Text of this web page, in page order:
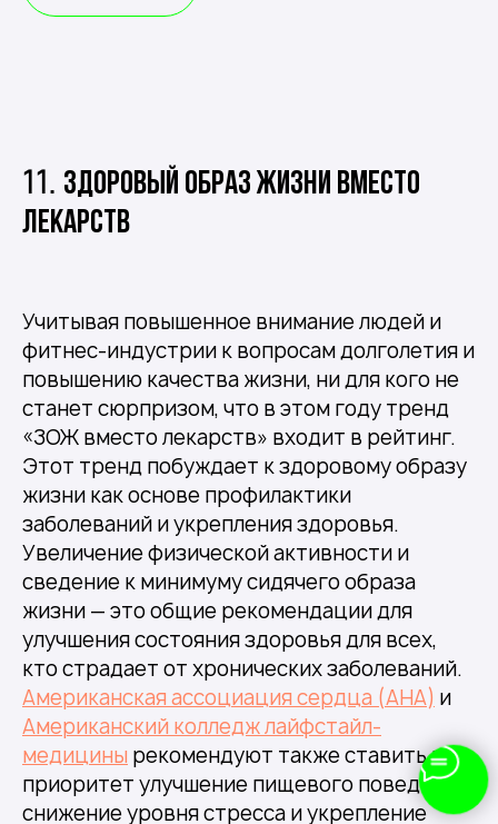
11. Здоровый образ жизни вместо
лекарств
Учитывая повышенное внимание людей и
фитнес-индустрии к вопросам долголетия и
повышению качества жизни, ни для кого не
станет сюрпризом, что в этом году тренд
«ЗОЖ вместо лекарств» входит в рейтинг.
Этот тренд побуждает к здоровому образу
жизни как основе профилактики
заболеваний и укрепления здоровья.
Увеличение физической активности и
сведение к минимуму сидячего образа
жизни — это общие рекомендации для
улучшения состояния здоровья для всех,
кто страдает от хронических заболеваний.
Американская ассоциация сердца (AHA) и
Американский колледж лайфстайл-
медицины рекомендуют также ставить в
приоритет улучшение пищевого поведения,
снижение уровня стресса и укрепление